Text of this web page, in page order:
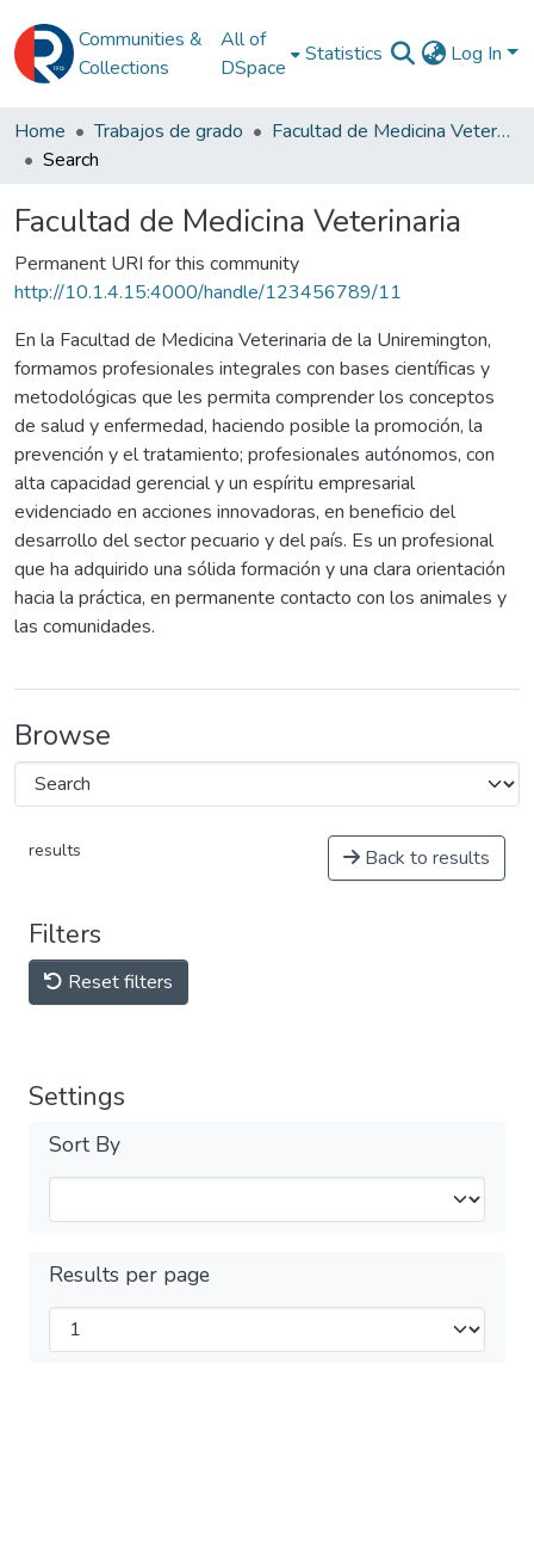
Communities &
Collections
All of
DSpace
Statistics Log In
Home Trabajos de grado
Facultad de Medicina Veterinaria
Search
Facultad de Medicina Veterinaria
Permanent URI for this community
http://10.1.4.15:4000/handle/123456789/11
En la Facultad de Medicina Veterinaria de la Uniremington,
formamos profesionales integrales con bases científicas y
metodológicas que les permita comprender los conceptos
de salud y enfermedad, haciendo posible la promoción, la
prevención y el tratamiento; profesionales autónomos, con
alta capacidad gerencial y un espíritu empresarial
evidenciado en acciones innovadoras, en beneficio del
desarrollo del sector pecuario y del país. Es un profesional
que ha adquirido una sólida formación y una clara orientación
hacia la práctica, en permanente contacto con los animales y
las comunidades.
Browse
results Back to results
Filters
Reset filters
Settings
Sort By
Results per page